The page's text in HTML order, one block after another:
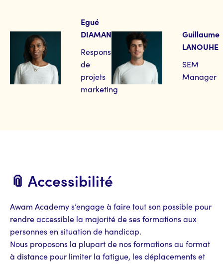
Egué
DIAMANKA
Responsable
de
projets
marketing
Guillaume
LANOUHE
SEM
Manager
📎 Accessibilité
Awam Academy s’engage à faire tout son possible pour
rendre accessible la majorité de ses formations aux
personnes en situation de handicap.
Nous proposons la plupart de nos formations au format
à distance pour limiter la fatigue, les déplacements et